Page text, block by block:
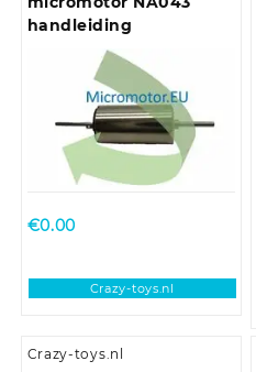
handleiding
€0.00
Crazy-toys.nl
Crazy-toys.nl